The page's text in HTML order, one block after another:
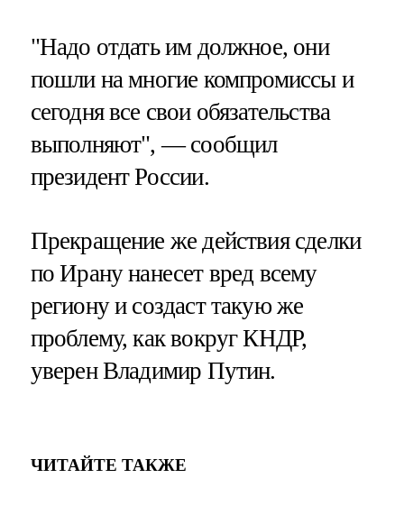
"Надо отдать им должное, они
пошли на многие компромиссы и
сегодня все свои обязательства
выполняют", — сообщил
президент России.
Прекращение же действия сделки
по Ирану нанесет вред всему
региону и создаст такую же
проблему, как вокруг КНДР,
уверен Владимир Путин.
ЧИТАЙТЕ ТАКЖЕ